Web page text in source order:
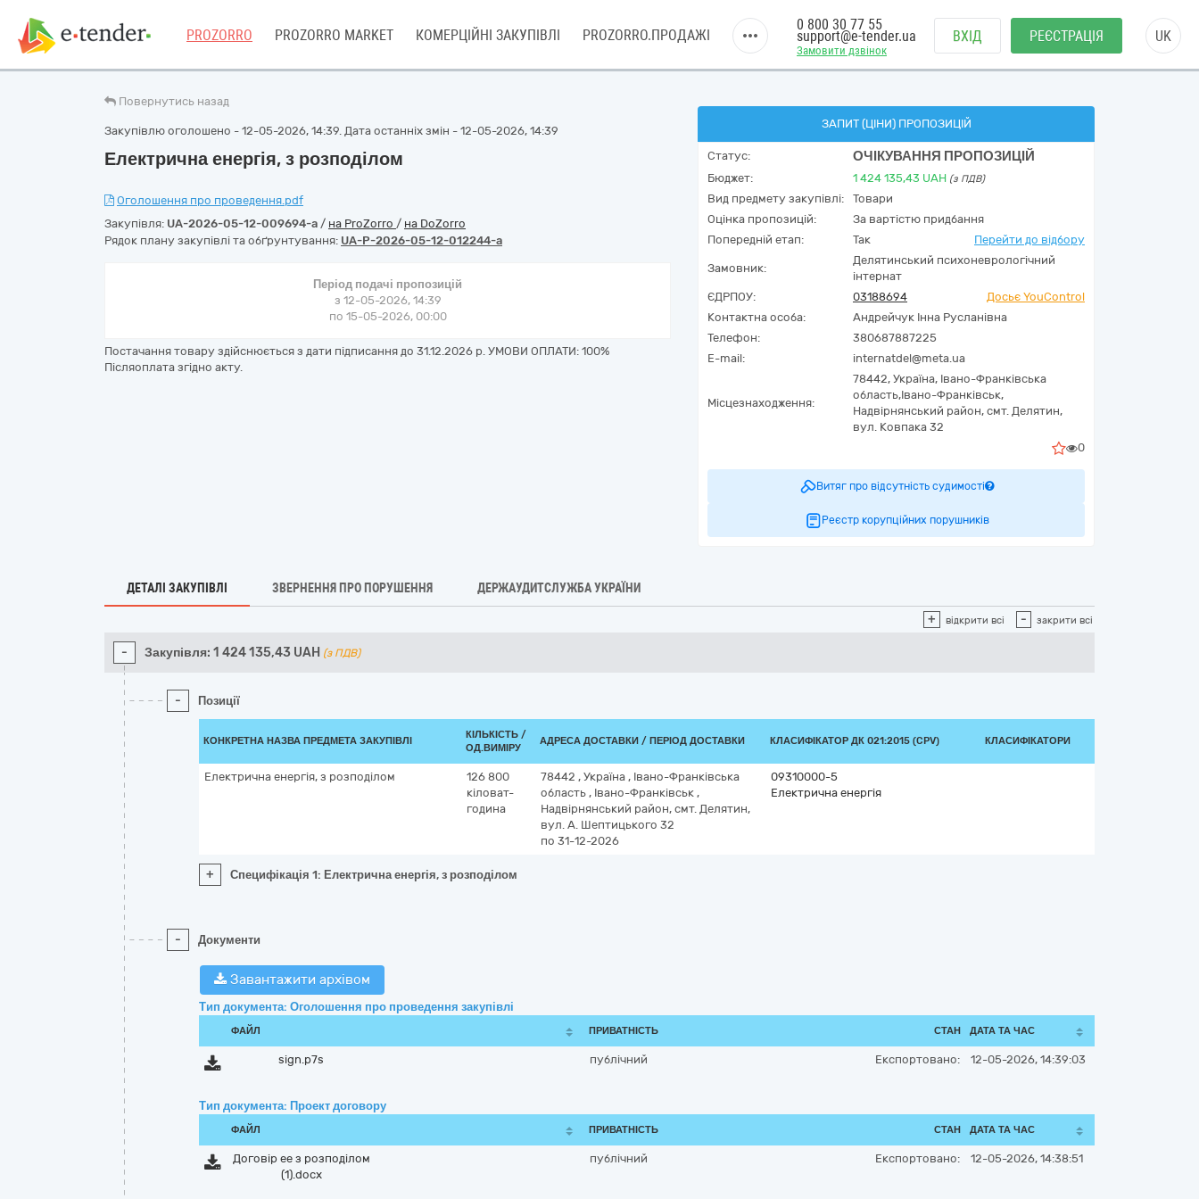
PROZORRO PROZORRO MARKET КОМЕРЦІЙНІ ЗАКУПІВЛІ PROZORRO.ПРОДАЖІ
Замовити дзвінок
0 800 30 77 55
support@e-tender.ua ВХІД РЕЄСТРАЦІЯ UK
Повернутись назад
Закупівлю оголошено - 12-05-2026, 14:39. Дата останніх змін - 12-05-2026, 14:39
Електрична енергія, з розподілом
Оголошення про проведення.pdf
Закупівля: UA-2026-05-12-009694-a / на ProZorro / на DoZorro
Рядок плану закупівлі та обґрунтування: UA-P-2026-05-12-012244-a
Період подачі пропозицій
з 12-05-2026, 14:39
по 15-05-2026, 00:00
Постачання товару здійснюється з дати підписання до 31.12.2026 р. УМОВИ ОПЛАТИ: 100%
Післяоплата згідно акту.
ЗАПИТ (ЦІНИ) ПРОПОЗИЦІЙ
Статус: ОЧІКУВАННЯ ПРОПОЗИЦІЙ
Бюджет: 1 424 135,43 UAH (з ПДВ)
Вид предмету закупівлі:
Товари
Оцінка пропозицій:
За вартістю придбання
Попередній етап:
Так Перейти до відбору
Замовник:
Делятинський психоневрологічний
інтернат
ЄДРПОУ:
03188694
Досьє YouControl
Контактна особа:
Андрейчук Інна Русланівна
Телефон:
380687887225
E-mail:
internatdel@meta.ua
Місцезнаходження:
78442, Україна, Івано-Франківська
область,Івано-Франківськ,
Надвірнянський район, смт. Делятин,
вул. Ковпака 32
0
Витяг про відсутність судимості
Реєстр корупційних порушників
ДЕТАЛІ ЗАКУПІВЛІ ЗВЕРНЕННЯ ПРО ПОРУШЕННЯ ДЕРЖАУДИТСЛУЖБА УКРАЇНИ
+ відкрити всі - закрити всі
- Закупівля: 1 424 135,43 UAH (з ПДВ)
- Позиції
КОНКРЕТНА НАЗВА ПРЕДМЕТА ЗАКУПІВЛІ
КІЛЬКІСТЬ /
ОД.ВИМІРУ
АДРЕСА ДОСТАВКИ / ПЕРІОД ДОСТАВКИ КЛАСИФІКАТОР ДК 021:2015 (CPV) КЛАСИФІКАТОРИ
Електрична енергія, з розподілом
126 800
кіловат-
година
78442 , Україна , Івано-Франківська
область , Івано-Франківськ ,
Надвірнянський район, смт. Делятин,
вул. А. Шептицького 32
по 31-12-2026
09310000-5
Електрична енергія
+ Специфікація 1: Електрична енергія, з розподілом
- Документи
Завантажити архівом
Тип документа: Оголошення про проведення закупівлі
ФАЙЛ ПРИВАТНІСТЬ СТАН ДАТА ТА ЧАС
sign.p7s публічний Експортовано: 12-05-2026, 14:39:03
Тип документа: Проект договору
ФАЙЛ ПРИВАТНІСТЬ СТАН ДАТА ТА ЧАС
Договір ее з розподілом
(1).docx
публічний Експортовано: 12-05-2026, 14:38:51